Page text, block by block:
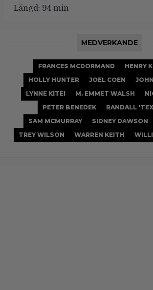
Längd: 94 min
MEDVERKANDE
FRANCES MCDORMAND
HENRY
HOLLY HUNTER
JOEL COEN
LYNNE KITEI
M. EMMET WALSH
PETER BENEDEK
RANDALL
SAM MCMURRAY
SIDNEY DAWSON
TREY WILSON
WARREN KEITH